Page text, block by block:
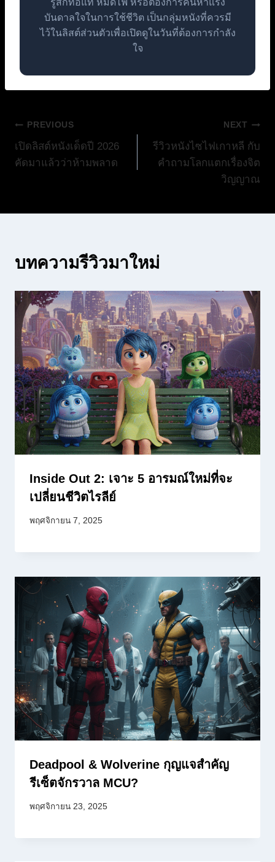
รู้สึกท้อแท้ หมดไฟ หรือต้องการค้นหาแรง
บันดาลใจในการใช้ชีวิต เป็นกลุ่มหนังที่ควรมี
ไว้ในลิสต์ส่วนตัวเพื่อเปิดดูในวันที่ต้องการกำลัง
ใจ
แนะแนว
เรื่อง
PREVIOUS
เปิดลิสต์หนังเด็ดปี 2026
คัดมาแล้วว่าห้ามพลาด
NEXT
รีวิวหนังไซไฟเกาหลี กับ
คำถามโลกแตกเรื่องจิต
วิญญาณ
บทความรีวิวมาใหม่
Inside Out 2: เจาะ 5 อารมณ์ใหม่ที่จะ
เปลี่ยนชีวิตไรลีย์
พฤศจิกายน 7, 2025
Deadpool & Wolverine กุญแจสำคัญ
รีเซ็ตจักรวาล MCU?
พฤศจิกายน 23, 2025